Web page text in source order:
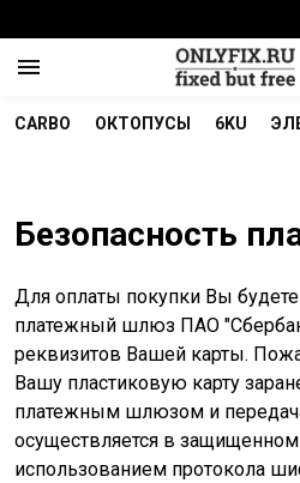
CARBO ОКТОПУСЫ 6KU
Безопасность
Для оплаты покупки Вы
платежный шлюз ПАО
реквизитов Вашей карты.
Вашу пластиковую карту
платежным шлюзом и
осуществляется в
использованием протокола